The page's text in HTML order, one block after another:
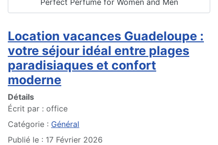
Location vacances Guadeloupe :
votre séjour idéal entre plages
paradisiaques et confort
moderne
Détails
Écrit par : office
Catégorie : Général
Publié le : 17 Février 2026